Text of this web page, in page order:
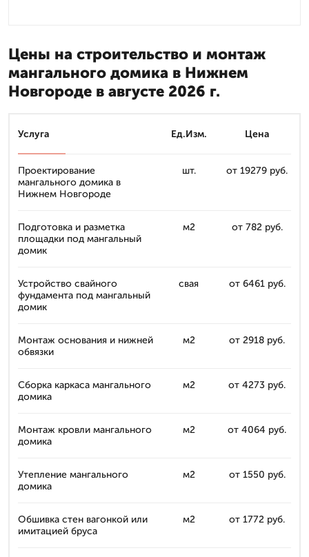
Цены на строительство и монтаж
мангального домика в Нижнем
Новгороде в августе 2026 г.
Услуга Ед.Изм. Цена
Проектирование
мангального домика в
Нижнем Новгороде
шт. от 19279 руб.
Подготовка и разметка
площадки под мангальный
домик
м2 от 782 руб.
Устройство свайного
фундамента под мангальный
домик
свая от 6461 руб.
Монтаж основания и нижней
обвязки
м2 от 2918 руб.
Сборка каркаса мангального
домика
м2 от 4273 руб.
Монтаж кровли мангального
домика
м2 от 4064 руб.
Утепление мангального
домика
м2 от 1550 руб.
Обшивка стен вагонкой или
имитацией бруса
м2 от 1772 руб.